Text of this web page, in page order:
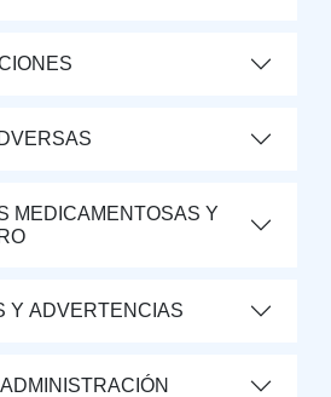
MEDICAMENTOSAS Y
Y ADVERTENCIAS